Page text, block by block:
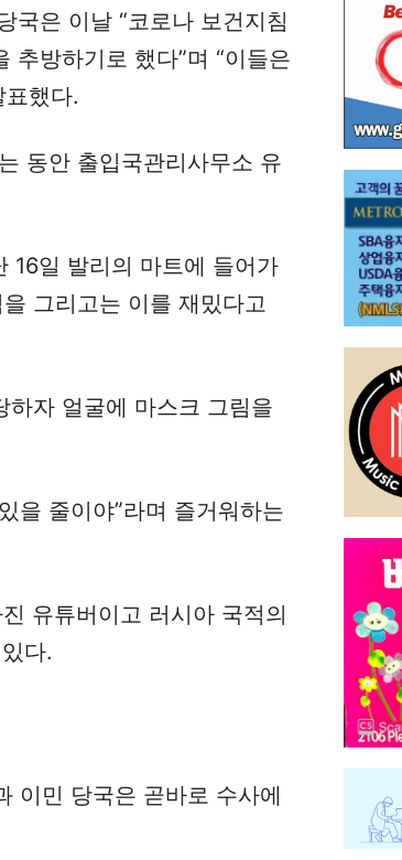
국은 이날 “코로나 보건지침
추방하기로 했다”며 “이들은
했다.
동안 출입국관리사무소 유
16일 발리의 마트에 들어가
그리고는 이를 재밌다고
하자 얼굴에 마스크 그림을
을 줄이야”라며 즐거워하는
유튜버이고 러시아 국적의
다.
이민 당국은 곧바로 수사에